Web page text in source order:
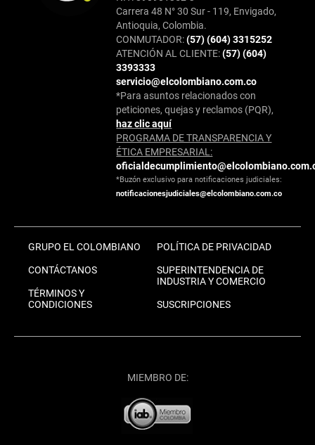
Carrera 48 N° 30 Sur - 119, Envigado,
Antioquia, Colombia.
CONMUTADOR:(57) (604) 3315252
ATENCIÓN AL CLIENTE:(57) (604)
3393333
servicio@elcolombiano.com.co
*Para asuntos relacionados con
peticiones, quejas y reclamos (PQR),
haz clic aquí
PROGRAMA DE TRANSPARENCIA Y
ÉTICA EMPRESARIAL:
*Buzón exclusivo para notificaciones judiciales:
notificacionesjudiciales@elcolombiano.com.co
GRUPO EL COLOMBIANO
CONTÁCTANOS
TÉRMINOS Y
CONDICIONES
POLÍTICA DE PRIVACIDAD
SUPERINTENDENCIA DE
INDUSTRIA Y COMERCIO
SUSCRIPCIONES
MIEMBRO DE: